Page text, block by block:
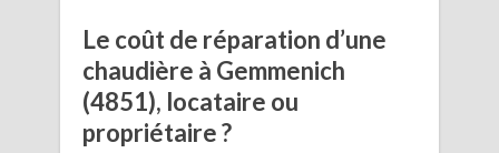
Le coût de réparation d’une
chaudière à Gemmenich
(4851), locataire ou
propriétaire ?